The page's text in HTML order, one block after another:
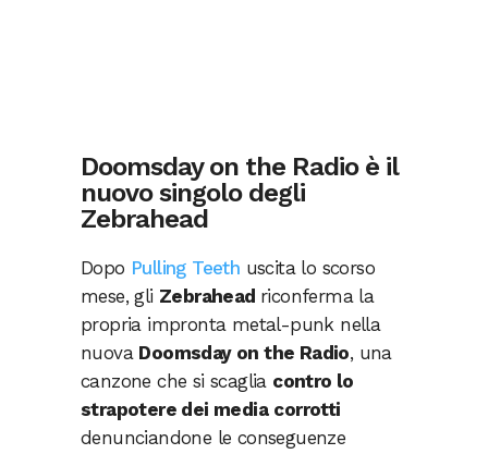
Doomsday on the Radio è il
nuovo singolo degli
Zebrahead
Dopo Pulling Teeth uscita lo scorso
mese, gli Zebrahead riconferma la
propria impronta metal-punk nella
nuova Doomsday on the Radio, una
canzone che si scaglia contro lo
strapotere dei media corrotti
denunciandone le conseguenze